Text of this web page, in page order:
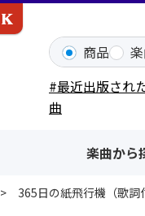
商品
#最近出版され
曲
楽曲から
365日の紙飛行機（歌詞